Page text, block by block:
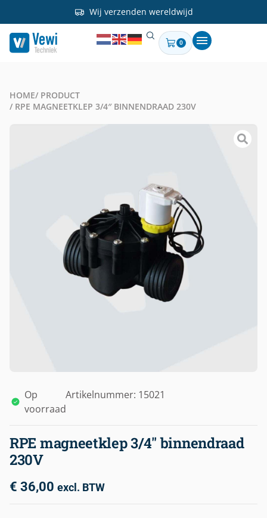
Wij verzenden wereldwijd
0
HOME/ PRODUCT
/ RPE MAGNEETKLEP 3/4″ BINNENDRAAD 230V
Op
voorraad
Artikelnummer: 15021
RPE magneetklep 3/4″ binnendraad
230V
€ 36,00 excl. BTW